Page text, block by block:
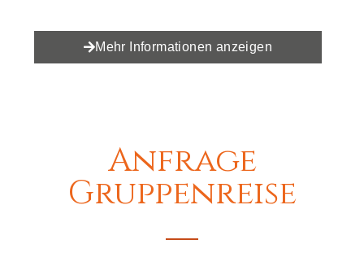
Mehr Informationen anzeigen
Anfrage
Gruppenreise